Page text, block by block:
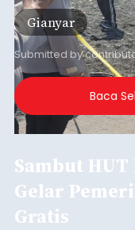
Gianyar
Submitted by
Baca
Sambut
Gelar
Gratis